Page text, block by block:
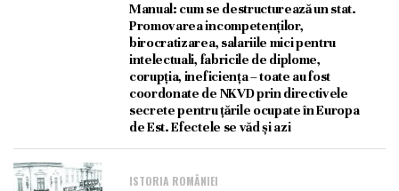
Manual: cum se destructurează un stat.
Promovarea incompetenților,
birocratizarea, salariile mici pentru
intelectuali, fabricile de diplome,
corupția, ineficiența – toate au fost
coordonate de NKVD prin directivele
secrete pentru țările ocupate în Europa
de Est. Efectele se văd și azi
ISTORIA ROMÂNIEI